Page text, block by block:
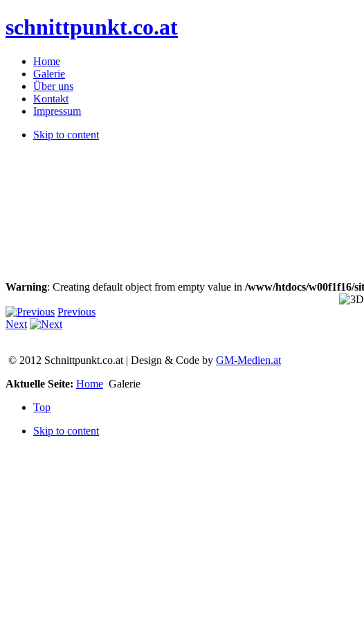
schnittpunkt.co.at
Home
Galerie
Über uns
Kontakt
Impressum
Skip to content
Warning: Creating default object from empty value in /www/htdocs/w00f1f16/
Previous
Next
© 2012 Schnittpunkt.co.at | Design & Code by GM-Medien.at
Aktuelle Seite: Home Galerie
Top
Skip to content